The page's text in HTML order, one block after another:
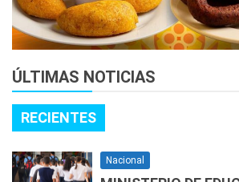
ÚLTIMAS NOTICIAS
RECIENTES
Nacional